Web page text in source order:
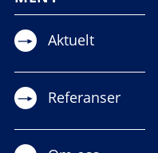
Aktuelt
Referanser